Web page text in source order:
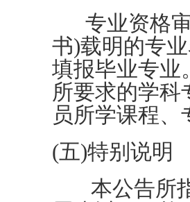
专业资格审
书)载明的专
填报毕业专业
所要求的学科
员所学课程
(五)特别说明
本公告所指